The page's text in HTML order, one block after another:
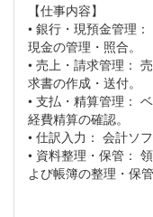
【仕事内容】
• 銀行・現預金管理
現金の管理・照合。
• 売上・請求管理：
求書の作成・送付。
• 支払・精算管理：
経費精算の確認。
• 仕訳入力： 会計ソ
• 資料整理・保管：
よび帳簿の整理・保管